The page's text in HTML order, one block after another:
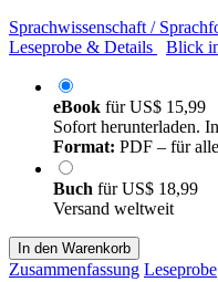
Sprachwissenschaft /
Leseprobe & Details
Blick
eBook fürUS$ 15,99
Sofort herunterladen.
Format: PDF – für
Buch fürUS$ 18,99
Versand weltweit
In den Warenkorb
Zusammenfassung Leseprobe